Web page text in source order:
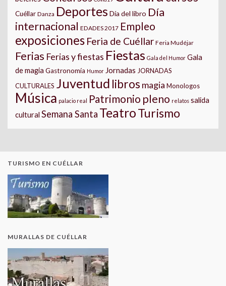
Cuéllar Danza Deportes Día del libro Día
internacional EDADES 2017 Empleo
exposiciones Feria de Cuéllar Feria Mudéjar
Ferias Ferias y fiestas Fiestas Gala del Humor Gala
de magia Gastronomía Humor Jornadas JORNADAS
CULTURALES Juventud libros magia Monologos
Música palacio real Patrimonio pleno relatos salida
cultural Semana Santa TeatroTurismo
TURISMO EN CUÉLLAR
MURALLAS DE CUÉLLAR